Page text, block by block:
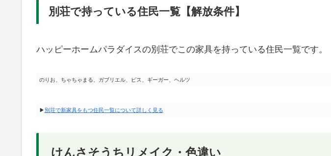
別荘で持っている住民一覧【解放条件】
ハッピーホームパラダイスの別荘でこの家具を持っている住民一覧です。
のりお、ちゃちゃまる、ガブリエル、ピス、ギーガー、ヘルツ
▶ 別荘で新家具をもつ住民一覧について詳しく見る
けんさそうちリメイク・色違い